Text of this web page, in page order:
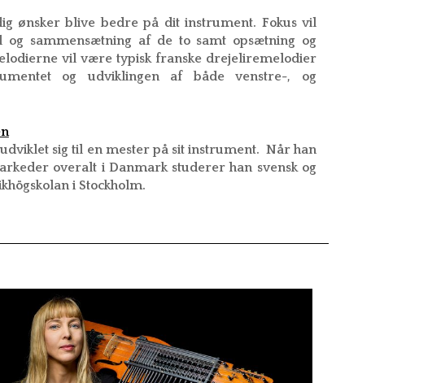
ønsker blive bedre på dit instrument. Fokus vil
sammensætning af de to samt opsætning og
vil være typisk franske drejeliremelodier
og udviklingen af både venstre-, og
sig til en mester på sit instrument. Når han
overalt i Danmark studerer han svensk og
i Stockholm.